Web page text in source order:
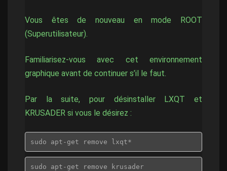
Vous êtes de nouveau en mode ROOT
(Superutilisateur).
Familiarisez-vous avec cet environnement
graphique avant de continuer s’il le faut.
Par la suite, pour désinstaller LXQT et
KRUSADER si vous le désirez :
sudo apt-get remove lxqt*
sudo apt-get remove krusader